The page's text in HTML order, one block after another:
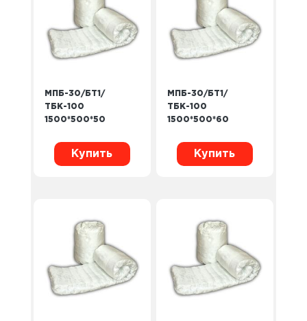
МПБ-30/БТ1/
ТБК-100
1500*500*50
Купить
МПБ-30/БТ1/
ТБК-100
1500*500*60
Купить